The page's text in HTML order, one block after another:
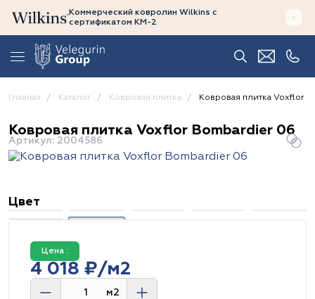
Коммерческий ковролин Wilkins с
сертификатом КМ-2
Главная Каталог Ковровая плитка Ковровая плитка Voxflor
Ковровая плитка Voxflor Bombardier 06
Артикул: 2004586
Цвет
Цена :
4 018 ₽/м2
м2